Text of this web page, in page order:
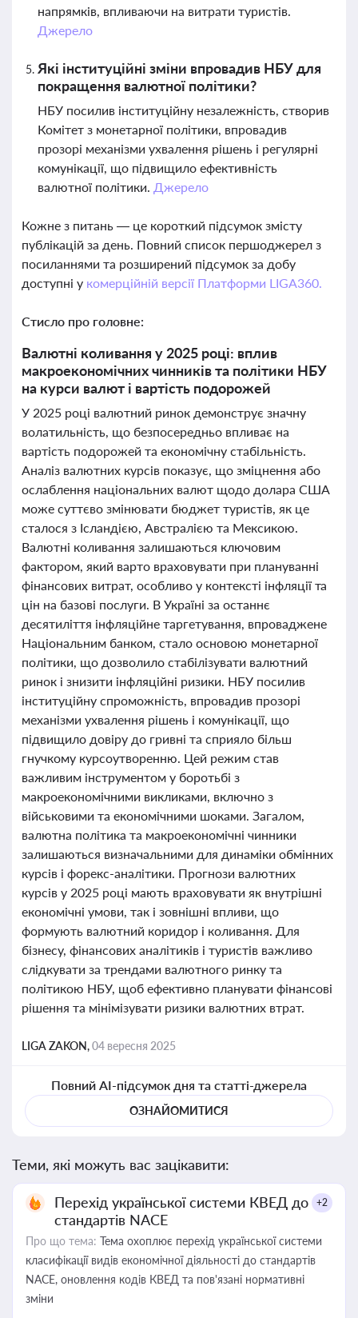
напрямків, впливаючи на витрати туристів.
Джерело
Які інституційні зміни впровадив НБУ для
покращення валютної політики?
НБУ посилив інституційну незалежність, створив
Комітет з монетарної політики, впровадив
прозорі механізми ухвалення рішень і регулярні
комунікації, що підвищило ефективність
валютної політики. Джерело
Кожне з питань — це короткий підсумок змісту
публікацій за день. Повний список першоджерел з
посиланнями та розширений підсумок за добу
доступні у комерційній версії Платформи LIGA360.
Стисло про головне:
Валютні коливання у 2025 році: вплив
макроекономічних чинників та політики НБУ
на курси валют і вартість подорожей
У 2025 році валютний ринок демонструє значну
волатильність, що безпосередньо впливає на
вартість подорожей та економічну стабільність.
Аналіз валютних курсів показує, що зміцнення або
ослаблення національних валют щодо долара США
може суттєво змінювати бюджет туристів, як це
сталося з Ісландією, Австралією та Мексикою.
Валютні коливання залишаються ключовим
фактором, який варто враховувати при плануванні
фінансових витрат, особливо у контексті інфляції та
цін на базові послуги. В Україні за останнє
десятиліття інфляційне таргетування, впроваджене
Національним банком, стало основою монетарної
політики, що дозволило стабілізувати валютний
ринок і знизити інфляційні ризики. НБУ посилив
інституційну спроможність, впровадив прозорі
механізми ухвалення рішень і комунікації, що
підвищило довіру до гривні та сприяло більш
гнучкому курсоутворенню. Цей режим став
важливим інструментом у боротьбі з
макроекономічними викликами, включно з
військовими та економічними шоками. Загалом,
валютна політика та макроекономічні чинники
залишаються визначальними для динаміки обмінних
курсів і форекс-аналітики. Прогнози валютних
курсів у 2025 році мають враховувати як внутрішні
економічні умови, так і зовнішні впливи, що
формують валютний коридор і коливання. Для
бізнесу, фінансових аналітиків і туристів важливо
слідкувати за трендами валютного ринку та
політикою НБУ, щоб ефективно планувати фінансові
рішення та мінімізувати ризики валютних втрат.
LIGA ZAKON,04 вересня 2025
Повний AI-підсумок дня та статті-джерела
ОЗНАЙОМИТИСЯ
Теми, які можуть вас зацікавити:
Перехід української системи КВЕД до
стандартів NACE
+2
Про що тема: Тема охоплює перехід української системи
класифікації видів економічної діяльності до стандартів
NACE, оновлення кодів КВЕД та пов'язані нормативні
зміни